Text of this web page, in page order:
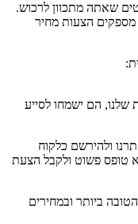
שאתה מתכוון לרכוש.
יותר, אנו מספקים הצעות מחיר
שלנו, הם ישמחו לסייע
ולהירשם כלקוח
טופס פשוט ולקבל הצעת
ביותר ובמחירים